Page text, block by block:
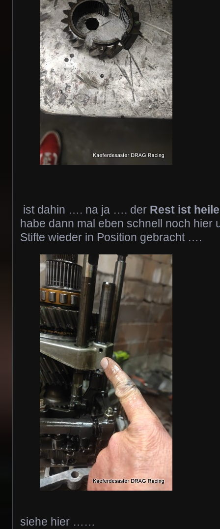
ist dahin …. na ja …. der Rest ist
habe dann mal eben schnell noch hier
Stifte wieder in Position gebracht ….
siehe hier ……